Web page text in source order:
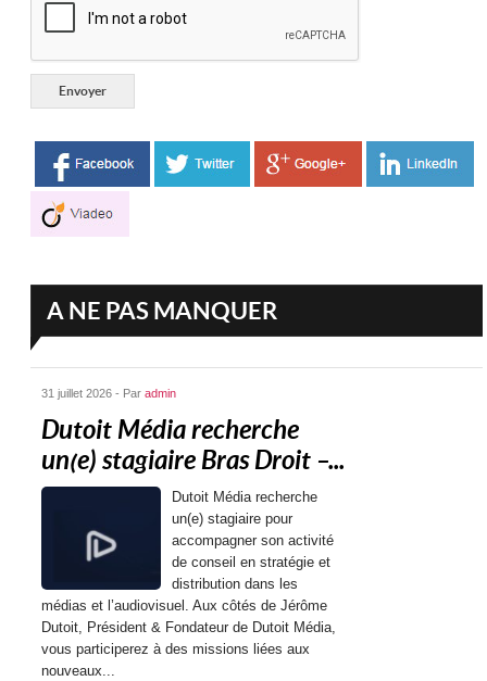
A NE PAS MANQUER
31 juillet 2026 - Paradmin
Dutoit Média recherche
un(e) stagiaire Bras Droit –...
Dutoit Média recherche
un(e) stagiaire pour
accompagner son activité
de conseil en stratégie et
distribution dans les
médias et l’audiovisuel. Aux côtés de Jérôme
Dutoit, Président & Fondateur de Dutoit Média,
vous participerez à des missions liées aux
nouveaux...